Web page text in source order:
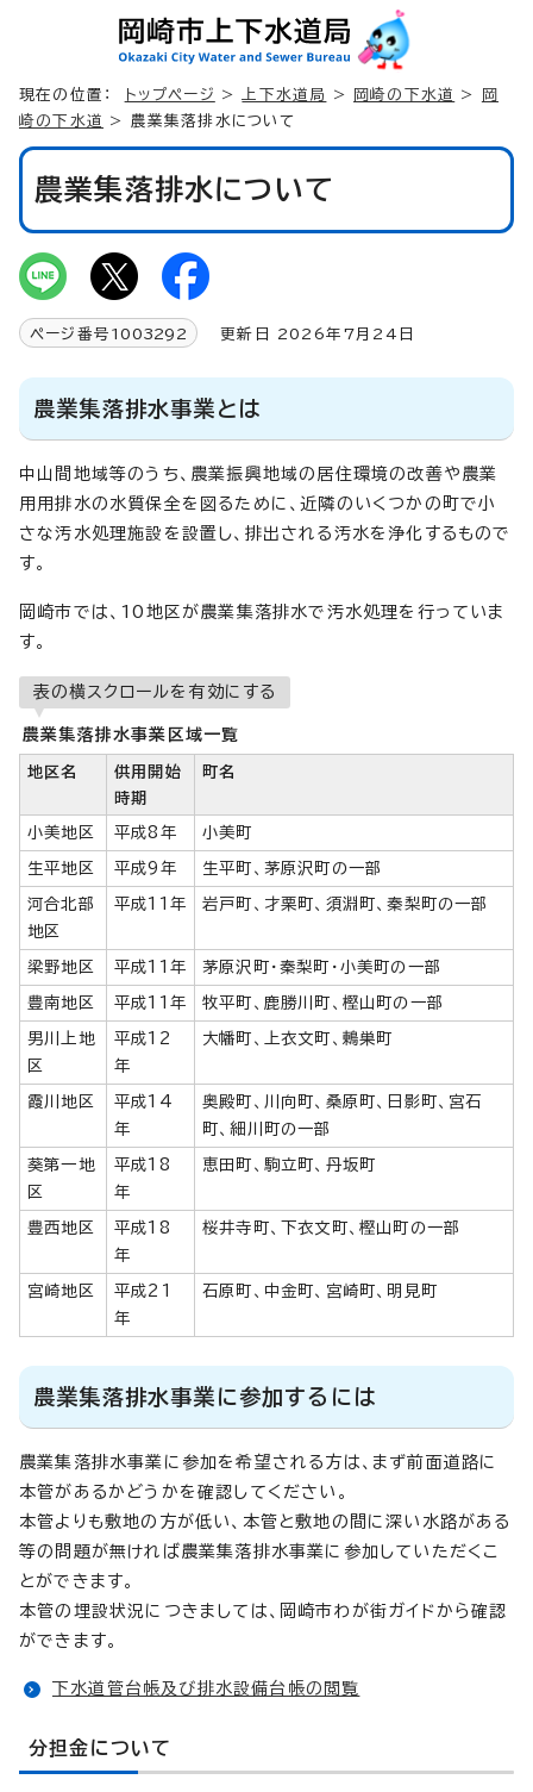
現在の位置： トップページ > 上下水道局 > 岡崎の下水道 >
岡
崎の下水道
> 農業集落排水について
農業集落排水について
ページ番号 1003292 更新日 2026年7月24日
農業集落排水事業とは
中山間地域等のうち、農業振興地域の居住環境の改善や農業
用用排水の水質保全を図るために、近隣のいくつかの町で小
さな汚水処理施設を設置し、排出される汚水を浄化するもので
す。
岡崎市では、10地区が農業集落排水で汚水処理を行っていま
す。
表の横スクロールを有効にする
農業集落排水事業区域一覧
地区名
供用開始
時期
町名
小美地区 平成8年 小美町
生平地区 平成9年 生平町、茅原沢町の一部
河合北部
地区
平成11年 岩戸町、才栗町、須淵町、秦梨町の一部
梁野地区 平成11年 茅原沢町・秦梨町・小美町の一部
豊南地区 平成11年 牧平町、鹿勝川町、樫山町の一部
男川上地
区
平成12
年
大幡町、上衣文町、鶇巣町
霞川地区
平成14
年
奥殿町、川向町、桑原町、日影町、宮石
町、細川町の一部
葵第一地
区
平成18
年
恵田町、駒立町、丹坂町
豊西地区
平成18
年
桜井寺町、下衣文町、樫山町の一部
宮崎地区
平成21
年
石原町、中金町、宮崎町、明見町
農業集落排水事業に参加するには
農業集落排水事業に参加を希望される方は、まず前面道路に
本管があるかどうかを確認してください。
本管よりも敷地の方が低い、本管と敷地の間に深い水路がある
等の問題が無ければ農業集落排水事業に参加していただくこ
とができます。
本管の埋設状況につきましては、岡崎市わが街ガイドから確認
ができます。
下水道管台帳及び排水設備台帳の閲覧
分担金について